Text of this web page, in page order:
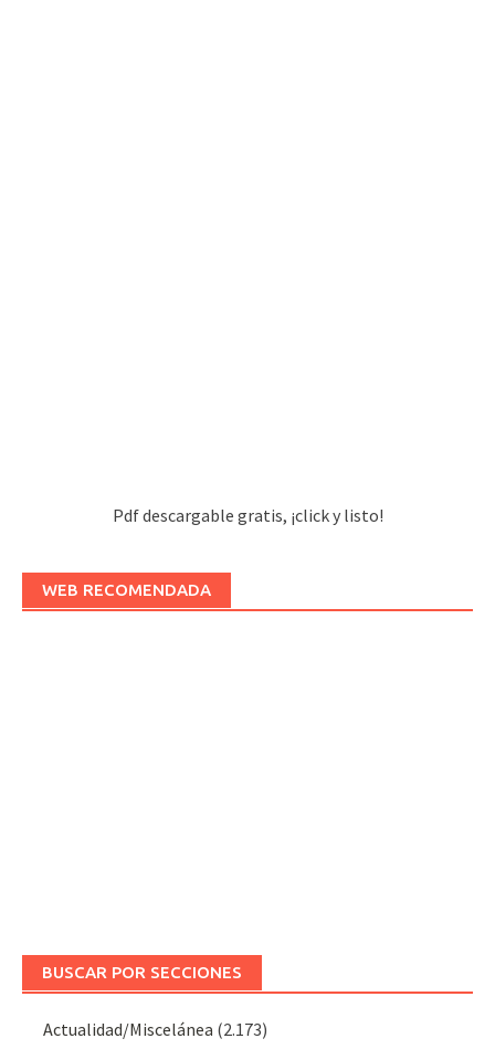
Pdf descargable gratis, ¡click y listo!
WEB RECOMENDADA
BUSCAR POR SECCIONES
Actualidad/Miscelánea (2.173)